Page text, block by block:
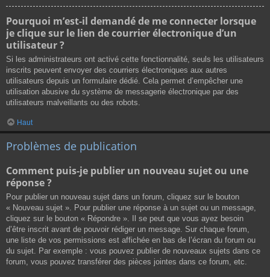
Pourquoi m’est-il demandé de me connecter lorsque
je clique sur le lien de courrier électronique d’un
utilisateur ?
Si les administrateurs ont activé cette fonctionnalité, seuls les utilisateurs
inscrits peuvent envoyer des courriers électroniques aux autres
utilisateurs depuis un formulaire dédié. Cela permet d’empêcher une
utilisation abusive du système de messagerie électronique par des
utilisateurs malveillants ou des robots.
Haut
Problèmes de publication
Comment puis-je publier un nouveau sujet ou une
réponse ?
Pour publier un nouveau sujet dans un forum, cliquez sur le bouton
« Nouveau sujet ». Pour publier une réponse à un sujet ou un message,
cliquez sur le bouton « Répondre ». Il se peut que vous ayez besoin
d’être inscrit avant de pouvoir rédiger un message. Sur chaque forum,
une liste de vos permissions est affichée en bas de l’écran du forum ou
du sujet. Par exemple : vous pouvez publier de nouveaux sujets dans ce
forum, vous pouvez transférer des pièces jointes dans ce forum, etc.